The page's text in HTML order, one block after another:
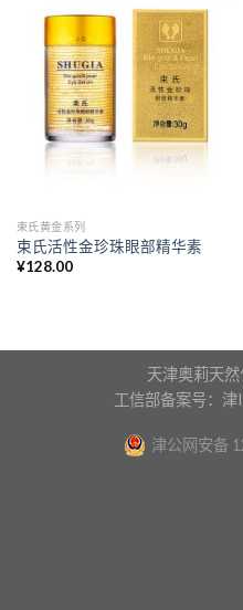
束氏黄金系列
束氏活性金珍珠眼部精华素
¥128.00
天津奥莉天
工信部备案号：
津公网安备